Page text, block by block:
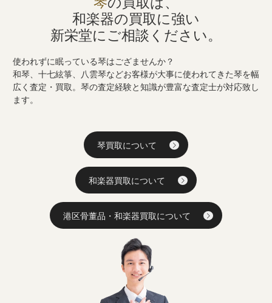
和楽器の買取に強い
新栄堂にご相談ください。
使われずに眠っている琴はござませんか？
和琴、十七絃箏、八雲琴などお客様が大事に使われてきた琴を幅
広く査定・買取。琴の査定経験と知識が豊富な査定士が対応致し
ます。
琴買取について
和楽器買取について
港区骨董品・和楽器買取について